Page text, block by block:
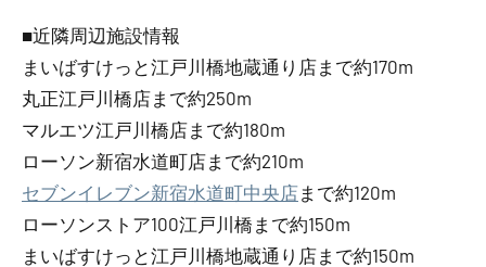
■近隣周辺施設情報
まいばすけっと江戸川橋地蔵通り店まで約170m
丸正江戸川橋店まで約250m
マルエツ江戸川橋店まで約180m
ローソン新宿水道町店まで約210m
セブンイレブン新宿水道町中央店まで約120m
ローソンストア100江戸川橋まで約150m
まいばすけっと江戸川橋地蔵通り店まで約150m